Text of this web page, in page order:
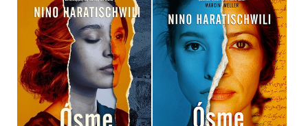
ÓSME ŻYCIE (DLA BRILKI)
NINO HARATISCHWILI
OPRAWA TWARDA
ÓSME ŻYCIE (DLA BRILKI)
NINO HARATISCHWILI
OPRAWA TWARDA